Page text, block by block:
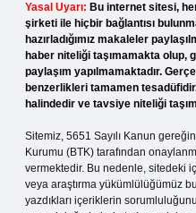
Yasal Uyarı: Bu internet sitesi,
şirketi ile hiçbir bağlantısı
hazırladığımız makaleler
haber niteliği taşımamakta olup,
paylaşım yapılmamaktadır.
benzerlikleri tamamen
halindedir ve tavsiye niteliği
Sitemiz, 5651 Sayılı Kanun
Kurumu (BTK) tarafından
vermektedir. Bu nedenle, sitedeki
veya araştırma yükümlülüğümüz
yazdıkları içeriklerin